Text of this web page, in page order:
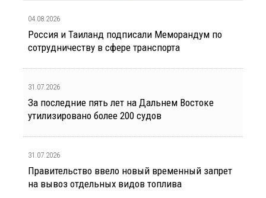
04.08.2026
Россия и Таиланд подписали Меморандум по
сотрудничеству в сфере транспорта
31.07.2026
За последние пять лет на Дальнем Востоке
утилизировано более 200 судов
31.07.2026
Правительство ввело новый временный запрет
на вывоз отдельных видов топлива